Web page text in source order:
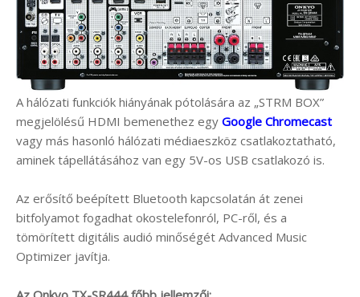
A hálózati funkciók hiányának pótolására az „STRM BOX”
megjelölésű HDMI bemenethez egy Google Chromecast
vagy más hasonló hálózati médiaeszköz csatlakoztatható,
aminek tápellátásához van egy 5V-os USB csatlakozó is.
Az erősítő beépített Bluetooth kapcsolatán át zenei
bitfolyamot fogadhat okostelefonról, PC-ről, és a
tömörített digitális audió minőségét Advanced Music
Optimizer javítja.